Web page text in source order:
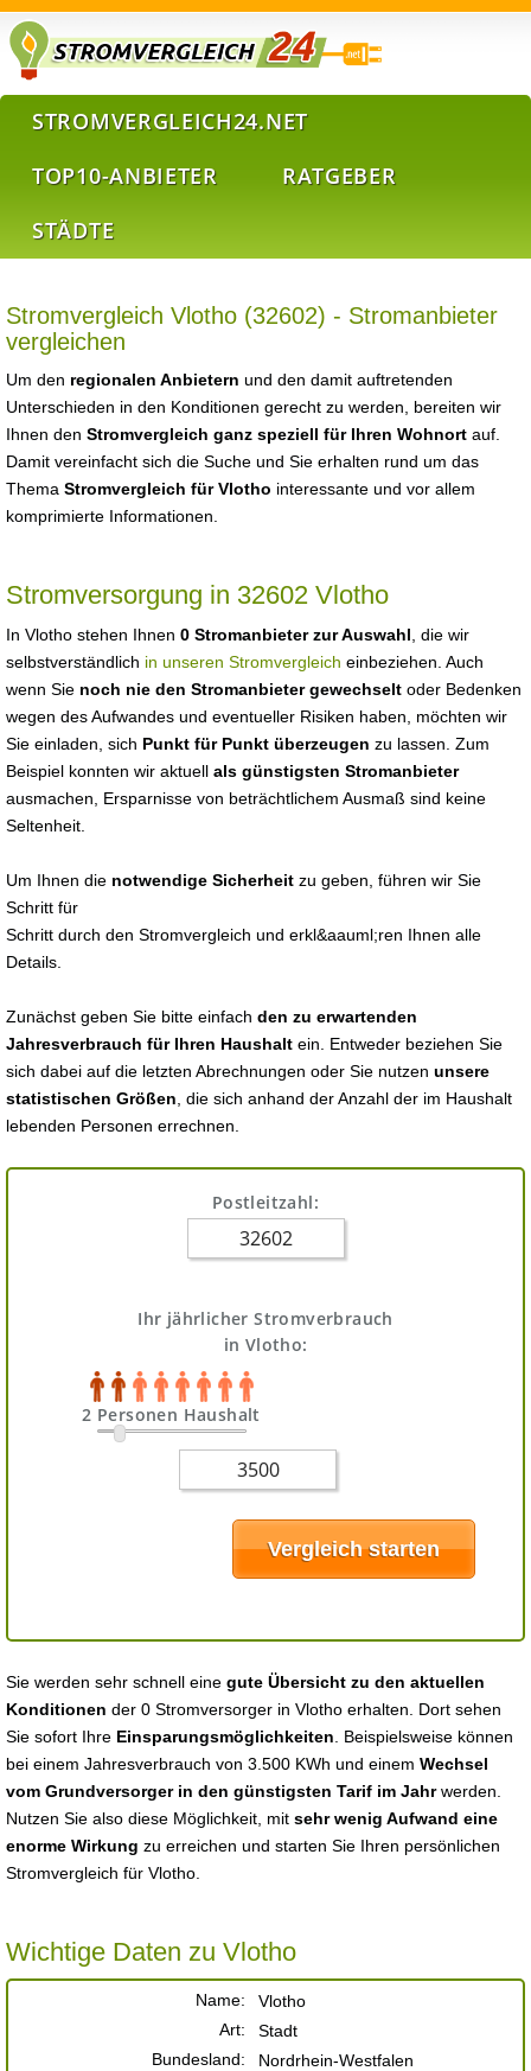
STROMVERGLEICH24.NET
TOP10-ANBIETER
RATGEBER
STÄDTE
Stromvergleich Vlotho (32602) - Stromanbieter
vergleichen
Um den regionalen Anbietern und den damit auftretenden
Unterschieden in den Konditionen gerecht zu werden, bereiten wir
Ihnen den Stromvergleich ganz speziell für Ihren Wohnort auf.
Damit vereinfacht sich die Suche und Sie erhalten rund um das
Thema Stromvergleich für Vlotho interessante und vor allem
komprimierte Informationen.
Stromversorgung in 32602 Vlotho
In Vlotho stehen Ihnen 0 Stromanbieter zur Auswahl , die wir
selbstverständlich in unseren Stromvergleich einbeziehen. Auch
wenn Sie noch nie den Stromanbieter gewechselt oder Bedenken
wegen des Aufwandes und eventueller Risiken haben, möchten wir
Sie einladen, sich Punkt für Punkt überzeugen zu lassen. Zum
Beispiel konnten wir aktuell als günstigsten Stromanbieter
ausmachen, Ersparnisse von beträchtlichem Ausmaß sind keine
Seltenheit.
Um Ihnen die notwendige Sicherheit zu geben, führen wir Sie
Schritt für
Schritt durch den Stromvergleich und erkl&aauml;ren Ihnen alle
Details.
Zunächst geben Sie bitte einfach den zu erwartenden
Jahresverbrauch für Ihren Haushalt ein. Entweder beziehen Sie
sich dabei auf die letzten Abrechnungen oder Sie nutzen unsere
statistischen Größen , die sich anhand der Anzahl der im Haushalt
lebenden Personen errechnen.
Postleitzahl:
Ihr jährlicher Stromverbrauch
in Vlotho:
2 Personen Haushalt
Sie werden sehr schnell eine gute Übersicht zu den aktuellen
Konditionen der 0 Stromversorger in Vlotho erhalten. Dort sehen
Sie sofort Ihre Einsparungsmöglichkeiten . Beispielsweise können
bei einem Jahresverbrauch von 3.500 KWh und einem Wechsel
vom Grundversorger in den günstigsten Tarif im Jahrwerden.
Nutzen Sie also diese Möglichkeit, mit sehr wenig Aufwand eine
enorme Wirkung zu erreichen und starten Sie Ihren persönlichen
Stromvergleich für Vlotho.
Wichtige Daten zu Vlotho
Name:
Vlotho
Art:
Stadt
Bundesland:
Nordrhein-Westfalen